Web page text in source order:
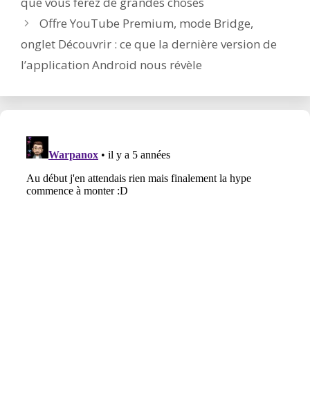
Offre YouTube Premium, mode Bridge,
onglet Découvrir : ce que la dernière version de
l’application Android nous révèle